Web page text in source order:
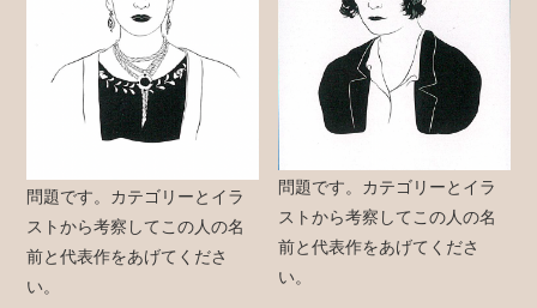
問題です。カテゴリーとイラ
ストから考察してこの人の名
前と代表作をあげてくださ
い。
問題です。カテゴリーとイラ
ストから考察してこの人の名
前と代表作をあげてくださ
い。